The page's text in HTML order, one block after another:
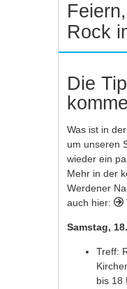
Rock
Die
Was ist in
um unseren
wieder ein
Mehr in der
Werdener
auch hier:
Samstag,
Treff:
bis 18